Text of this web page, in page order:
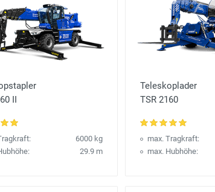
II
6000 kg
29.9 m
Teleskoplader
TSR 2160
max. Tragkraft:
max. Hubhöhe: